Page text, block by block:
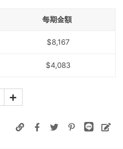
每期金額
$8,167
$4,083